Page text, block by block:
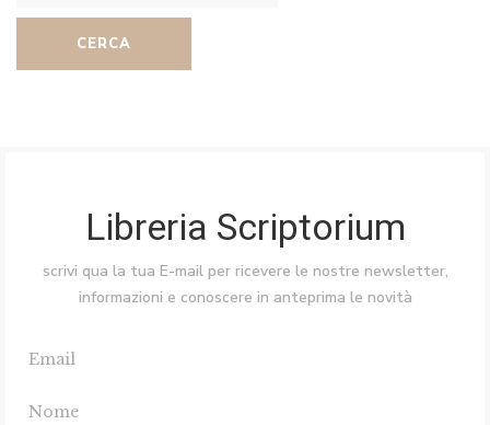
CERCA
Libreria Scriptorium
scrivi qua la tua E-mail per ricevere le nostre newsletter,
informazioni e conoscere in anteprima le novità